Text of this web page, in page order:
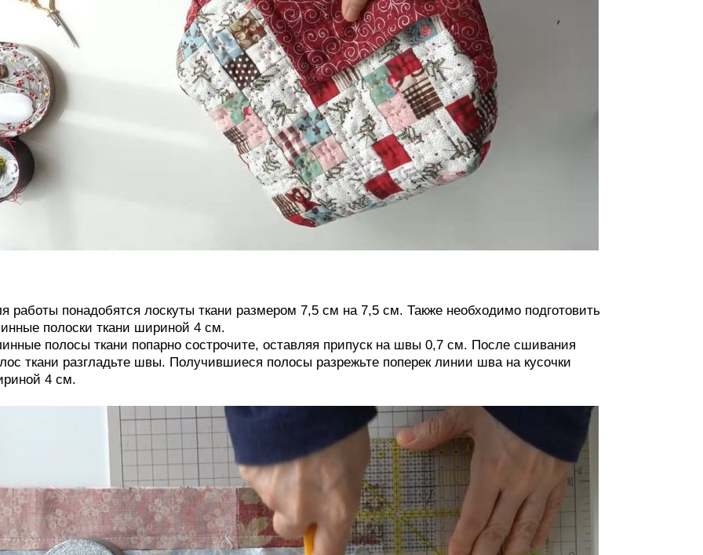
работы понадобятся лоскуты ткани размером 7,5 см на 7,5 см. Также необходимо подготовить
полоски ткани шириной 4 см.
полосы ткани попарно сострочите, оставляя припуск на швы 0,7 см. После сшивания
ткани разгладьте швы. Получившиеся полосы разрежьте поперек линии шва на кусочки
4 см.